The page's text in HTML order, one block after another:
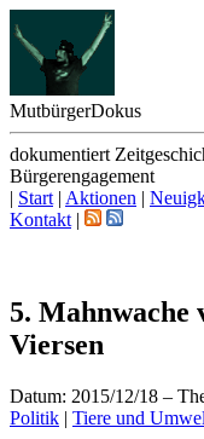
MutbürgerDokus
dokumentiert
Bürgerengagement
| Start | Aktionen |
Kontakt |
5. Mahnwache
Viersen
Datum: 2015/12/18 –
Politik | Tiere und